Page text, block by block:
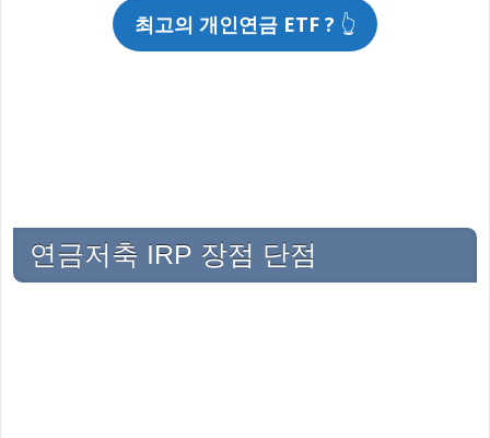
최고의 개인연금 ETF ? 👆
연금저축 IRP 장점 단점